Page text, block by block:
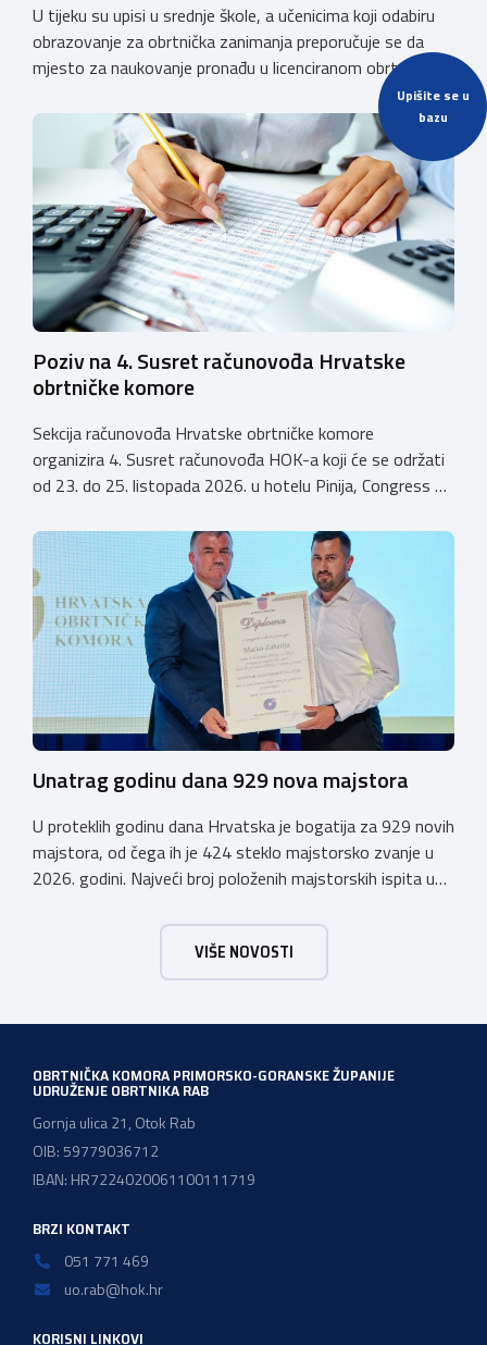
Upišite se u
bazu
U tijeku su upisi u srednje škole, a učenicima koji odabiru
obrazovanje za obrtnička zanimanja preporučuje se da
mjesto za naukovanje pronađu u licenciranom obrtu ili
pravnoj osobi. Hrvatska obrtnička komora poziva obrtnike
koji još nemaju licenciju da pokrenu postupak
licenciranja kako bi budućim učenicima omogućili
kvalitetno i sigurno stjecanje praktičnih znanja, a
istodobno ulagali u razvoj […]
Poziv na 4. Susret računovođa Hrvatske
obrtničke komore
Sekcija računovođa Hrvatske obrtničke komore
organizira 4. Susret računovođa HOK-a koji će se održati
od 23. do 25. listopada 2026. u hotelu Pinija, Congress &
otvoren u petak, 23. listopada 2026. u
poslijepodnevnim, uz uvodno predavanje i pozdrav
domaćina. Tijekom subote, 24. listopada, održavat će se
predavanja, interaktivne radionice te okrugli stolovi na
aktualne teme. […]
Unatrag godinu dana 929 nova majstora
U proteklih godinu dana Hrvatska je bogatija za 929 novih
majstora, od čega ih je 424 steklo majstorsko zvanje u
2026. godini. Najveći broj položenih majstorskih ispita u
majstor elektroinstalater, majstor frizer, majstor
vodoinstalatera, instalatera grijanja i klimatizacije te
majstora automehaničara. Najveći broj navedenih
VIŠE NOVOSTI
OBRTNIČKA KOMORA PRIMORSKO-GORANSKE ŽUPANIJE
UDRUŽENJE OBRTNIKA RAB
Gornja ulica 21, Otok Rab
OIB: 59779036712
IBAN: HR7224020061100111719
BRZI KONTAKT
051 771 469
uo.rab@hok.hr
KORISNI LINKOVI